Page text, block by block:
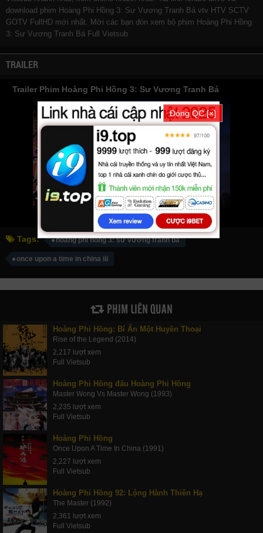
download phim Hoàng Phi Hồng 3: Sư Vương Tranh Bá vtv HTV SCTV
GOTV FullHD mới nhất. Mời các bạn đón xem bộ phim Hoàng Phi Hồng
3: Sư Vương Tranh Bá Full Vietsub
TRAILER
Trailer Phim Hoàng Phi Hồng 3: Sư Vương Tranh Bá
Tags: hoàng phi hồng 3: sư vương tranh bá
once upon a time in china iii
PHIM LIÊN QUAN
Hoàng Phi Hồng: Bí Ẩn Một Huyền Thoại
Rise of the Legend (2014)
2,217 lượt xem
Full Vietsub
Hoàng Phi Hồng đấu Hoàng Phi Hồng
Master Wong Vs Master Wong (1993)
2,235 lượt xem
Full Vietsub
Hoàng Phi Hồng
Once Upon A Time In China (1991)
2,227 lượt xem
Full Vietsub
Hoàng Phi Hồng 92: Lộng Hành Thiên Hạ
The Master (1992)
2,361 lượt xem
Full Vietsub
Đóng QC [×]